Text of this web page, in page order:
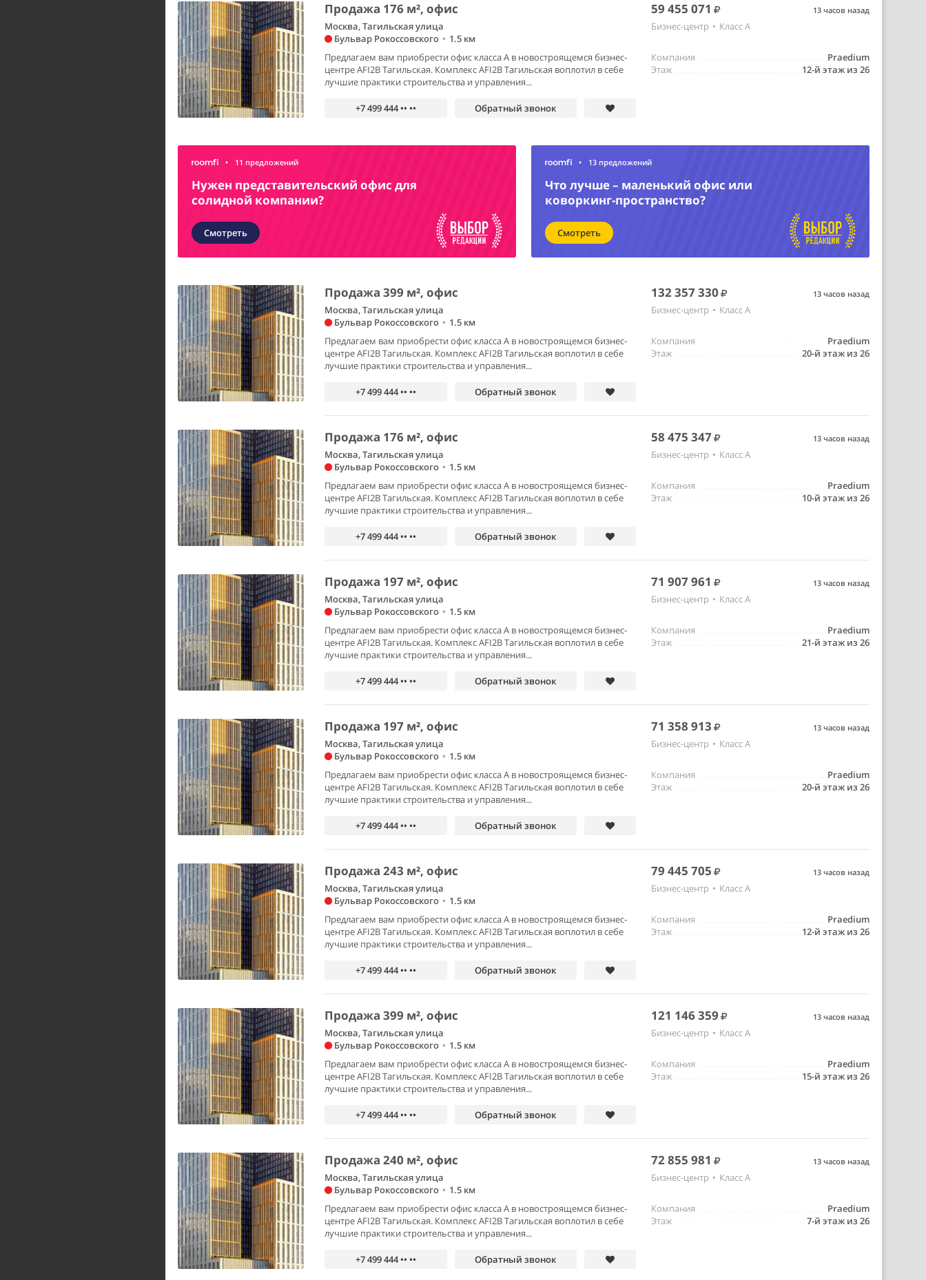
Продажа 176 м², офис 59 455 071 13 часов назад
Москва, Тагильская улица
Бульвар Рокоссовского • 1.5 км
Бизнес-центр • Класс A
Предлагаем вам приобрести офис класса А в новостроящемся бизнес-
центре AFI2B Тагильская. Комплекс AFI2B Тагильская воплотил в себе
лучшие практики строительства и управления...
Praedium
Компания
12-й этаж из 26
Этаж
+7 499 444 •• •• Обратный звонок
• 11 предложений
Нужен представительский офис для
солидной компании?
Смотреть
• 13 предложений
Что лучше – маленький офис или
коворкинг-пространство?
Смотреть
Продажа 399 м², офис 132 357 330 13 часов назад
Москва, Тагильская улица
Бульвар Рокоссовского • 1.5 км
Бизнес-центр • Класс A
Предлагаем вам приобрести офис класса А в новостроящемся бизнес-
центре AFI2B Тагильская. Комплекс AFI2B Тагильская воплотил в себе
лучшие практики строительства и управления...
Praedium
Компания
20-й этаж из 26
Этаж
+7 499 444 •• •• Обратный звонок
Продажа 176 м², офис 58 475 347 13 часов назад
Москва, Тагильская улица
Бульвар Рокоссовского • 1.5 км
Бизнес-центр • Класс A
Предлагаем вам приобрести офис класса А в новостроящемся бизнес-
центре AFI2B Тагильская. Комплекс AFI2B Тагильская воплотил в себе
лучшие практики строительства и управления...
Praedium
Компания
10-й этаж из 26
Этаж
+7 499 444 •• •• Обратный звонок
Продажа 197 м², офис 71 907 961 13 часов назад
Москва, Тагильская улица
Бульвар Рокоссовского • 1.5 км
Бизнес-центр • Класс A
Предлагаем вам приобрести офис класса А в новостроящемся бизнес-
центре AFI2B Тагильская. Комплекс AFI2B Тагильская воплотил в себе
лучшие практики строительства и управления...
Praedium
Компания
21-й этаж из 26
Этаж
+7 499 444 •• •• Обратный звонок
Продажа 197 м², офис 71 358 913 13 часов назад
Москва, Тагильская улица
Бульвар Рокоссовского • 1.5 км
Бизнес-центр • Класс A
Предлагаем вам приобрести офис класса А в новостроящемся бизнес-
центре AFI2B Тагильская. Комплекс AFI2B Тагильская воплотил в себе
лучшие практики строительства и управления...
Praedium
Компания
20-й этаж из 26
Этаж
+7 499 444 •• •• Обратный звонок
Продажа 243 м², офис 79 445 705 13 часов назад
Москва, Тагильская улица
Бульвар Рокоссовского • 1.5 км
Бизнес-центр • Класс A
Предлагаем вам приобрести офис класса А в новостроящемся бизнес-
центре AFI2B Тагильская. Комплекс AFI2B Тагильская воплотил в себе
лучшие практики строительства и управления...
Praedium
Компания
12-й этаж из 26
Этаж
+7 499 444 •• •• Обратный звонок
Продажа 399 м², офис 121 146 359 13 часов назад
Москва, Тагильская улица
Бульвар Рокоссовского • 1.5 км
Бизнес-центр • Класс A
Предлагаем вам приобрести офис класса А в новостроящемся бизнес-
центре AFI2B Тагильская. Комплекс AFI2B Тагильская воплотил в себе
лучшие практики строительства и управления...
Praedium
Компания
15-й этаж из 26
Этаж
+7 499 444 •• •• Обратный звонок
Продажа 240 м², офис 72 855 981 13 часов назад
Москва, Тагильская улица
Бульвар Рокоссовского • 1.5 км
Бизнес-центр • Класс A
Предлагаем вам приобрести офис класса А в новостроящемся бизнес-
центре AFI2B Тагильская. Комплекс AFI2B Тагильская воплотил в себе
лучшие практики строительства и управления...
Praedium
Компания
7-й этаж из 26
Этаж
+7 499 444 •• •• Обратный звонок